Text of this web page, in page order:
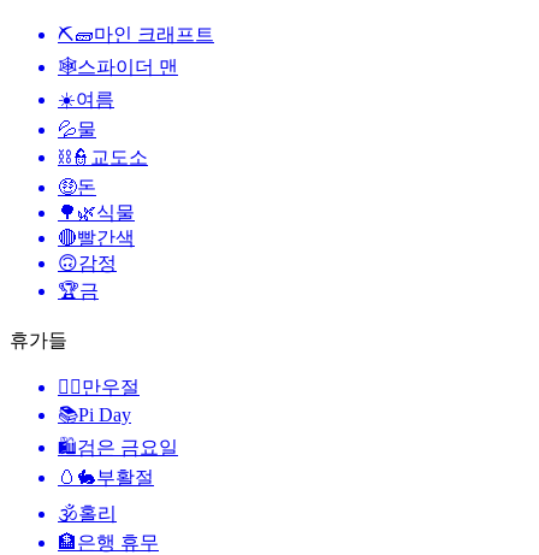
⛏🧱마인 크래프트
🕸️스파이더 맨
☀️여름
💦물
⛓️👮 교도소
🤑돈
🌳🌿식물
🔴빨간색
🙃감정
🏆금
휴가들
🙆‍♂️만우절
📚Pi Day
🛍검은 금요일
🥚🐇부활절
🕉홀리
🏦은행 휴무